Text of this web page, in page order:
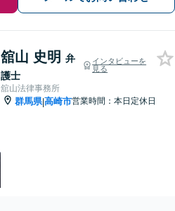
舘山 史明 弁
護士
インタビューを
見る
舘山法律事務所
群馬県|高崎市営業時間：本日定休日